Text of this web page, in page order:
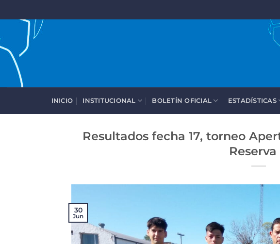
contenido
INICIO INSTITUCIONAL BOLETÍN OFICIAL ESTADÍSTICAS
Resultados fecha 17, torneo
Reserva
30
Jun